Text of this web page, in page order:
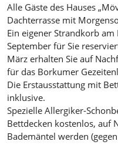
Alle Gäste des Hauses
Dachterrasse mit
Ein eigener Strandkorb
September für Sie
März erhalten Sie auf
für das Borkumer
Die Erstausstattung mit
inklusive.
Spezielle Allergiker-
Bettdecken kostenlos, auf
Bademäntel werden